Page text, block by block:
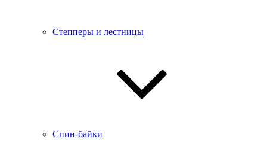
Степперы и лестницы
Спин-байки